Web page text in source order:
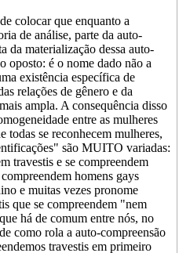
colocar que enquanto a
de análise, parte da auto-
da materialização dessa auto-
oposto: é o nome dado não a
existência específica de
relações de gênero e da
ampla. A consequência disso
entre as mulheres
todas se reconhecem mulheres,
são MUITO variadas:
travestis e se compreendem
homens gays
e muitas vezes pronome
que se compreendem "nem
há de comum entre nós, no
como rola a auto-compreensão
travestis em primeiro